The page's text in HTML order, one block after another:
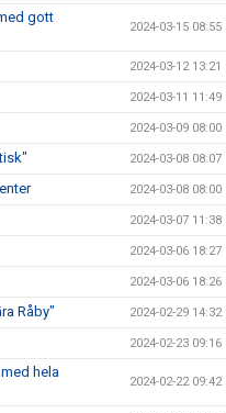
gott
2024-03-15 08:55
2024-03-12 13:21
2024-03-11 11:49
2024-03-09 08:00
2024-03-08 08:07
2024-03-08 08:00
2024-03-07 11:38
2024-03-06 18:27
2024-03-06 18:26
Råby" 2024-02-29 14:32
2024-02-23 09:16
hela
2024-02-22 09:42